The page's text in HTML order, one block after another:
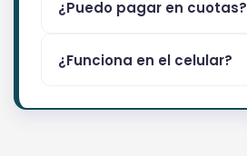
¿Puedo pagar en cuotas?
¿Funciona en el celular?